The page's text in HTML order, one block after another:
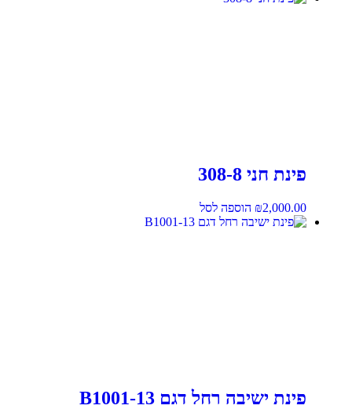
פינת חני 308-8
₪2,000.00 הוספה לסל
פינת ישיבה רחל דגם B1001-13